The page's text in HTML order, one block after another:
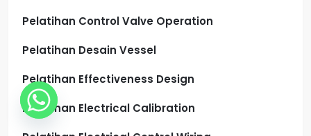
Pelatihan Control Valve Operation
Pelatihan Desain Vessel
Pelatihan Effectiveness Design
Pelatihan Electrical Calibration